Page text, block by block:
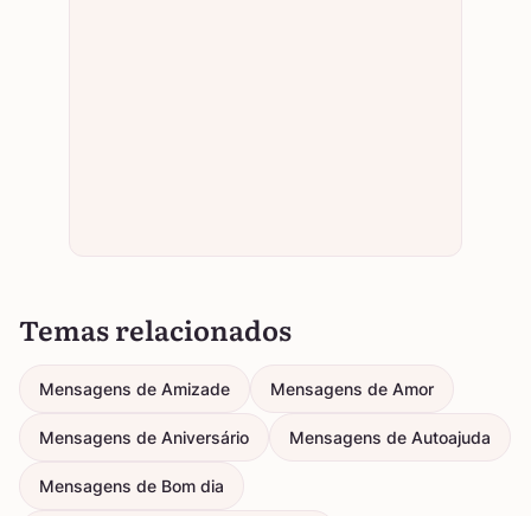
Temas relacionados
Mensagens de Amizade Mensagens de Amor
Mensagens de Aniversário Mensagens de Autoajuda
Mensagens de Bom dia